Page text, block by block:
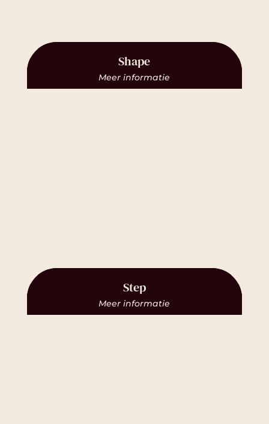
Shape
Meer informatie
Step
Meer informatie